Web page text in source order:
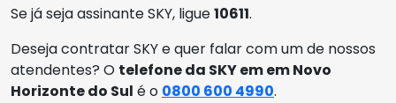
Se já seja assinante SKY, ligue10611.
Deseja contratar SKY e quer falar com um de nossos
atendentes? O telefone da SKY em em Novo
Horizonte do Sul é o 0800 600 4990.